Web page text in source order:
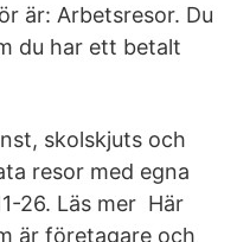
är: Arbetsresor. Du
du har ett betalt
skolskjuts och
resor med egna
26. Läs mer Här
är företagare och